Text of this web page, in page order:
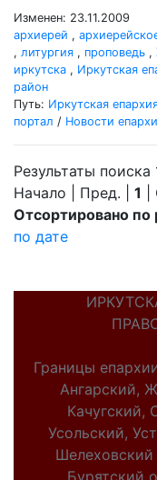
Изменен: 23.11.2009
архиерей ,
, литургия , проповедь ,
иркутска , Иркутская
район
Путь: Иркутская
портал / Новости
Результаты поиска
Начало | Пред. | 1
Отсортировано по
по дате
Границы
Ангарский,
Качугский,
Усольский,
Бурятский